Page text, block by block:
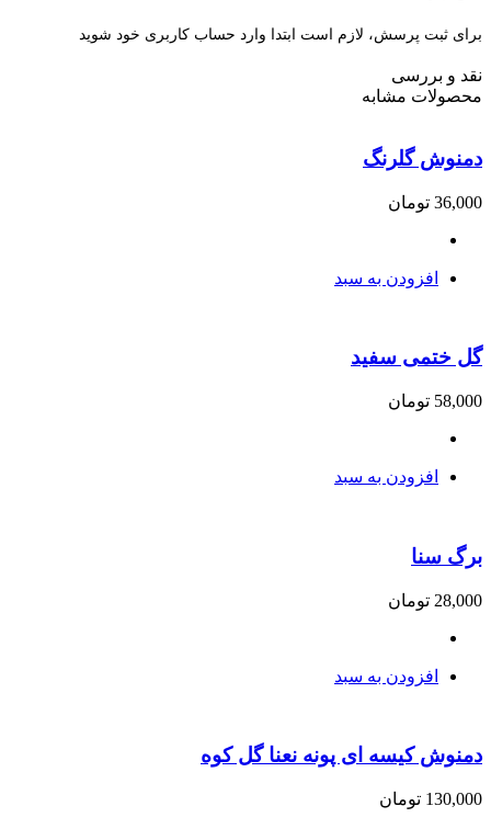
برای ثبت پرسش، لازم است ابتدا وارد حساب کاربری خود شوید
نقد و بررسی
محصولات مشابه
دمنوش گلرنگ
36,000 تومان
افزودن به سبد
گل ختمی سفید
58,000 تومان
افزودن به سبد
برگ سنا
28,000 تومان
افزودن به سبد
دمنوش کیسه ای پونه نعنا گل کوه
130,000 تومان